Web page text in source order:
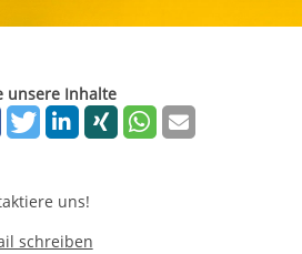
starten/stoppen
unsere Inhalte
uns!
schreiben